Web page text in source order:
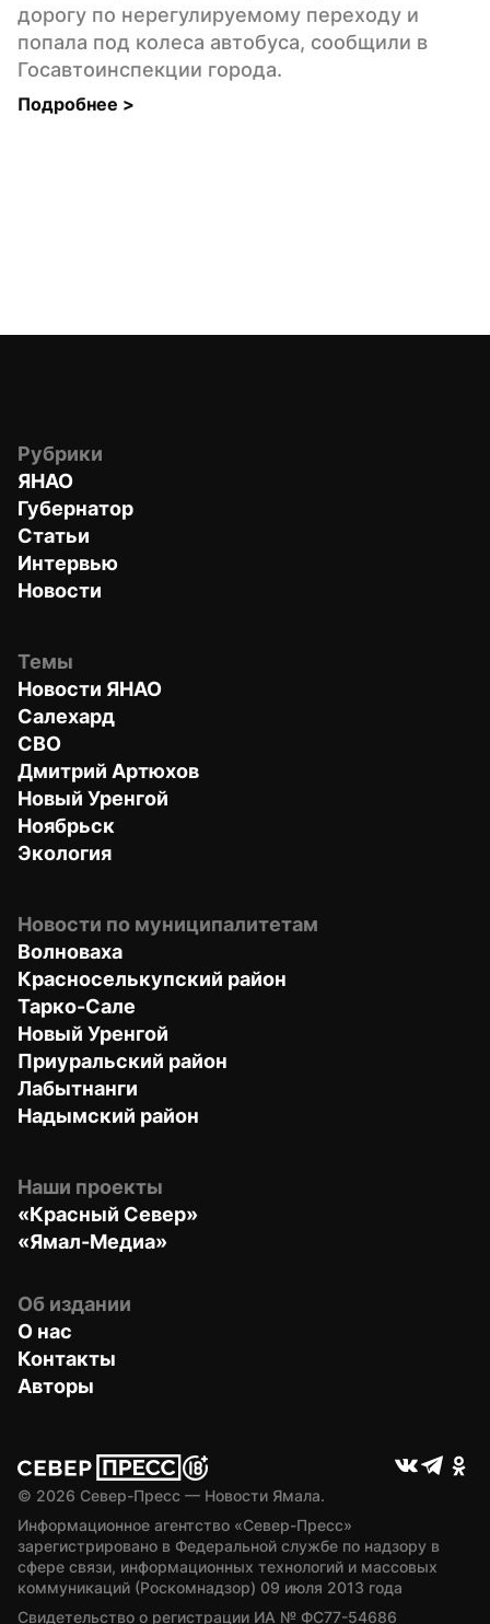
дорогу по нерегулируемому переходу и
попала под колеса автобуса, сообщили в
Госавтоинспекции города.
Подробнее >
Рубрики
ЯНАО
Губернатор
Статьи
Интервью
Новости
Темы
Новости ЯНАО
Салехард
СВО
Дмитрий Артюхов
Новый Уренгой
Ноябрьск
Экология
Новости по муниципалитетам
Волноваха
Красноселькупский район
Тарко-Сале
Новый Уренгой
Приуральский район
Лабытнанги
Надымский район
Наши проекты
«Красный Север»
«Ямал-Медиа»
Об издании
О нас
Контакты
Авторы
© 2026 Север-Пресс — Новости Ямала.
Информационное агентство «Север-Пресс»
зарегистрировано в Федеральной службе по надзору в
сфере связи, информационных технологий и массовых
коммуникаций (Роскомнадзор) 09 июля 2013 года
Свидетельство о регистрации ИА № ФС77-54686